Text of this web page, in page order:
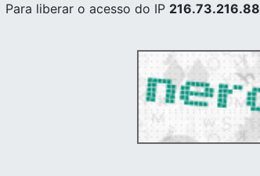
Para liberar o acesso do IP 216.73.216.88